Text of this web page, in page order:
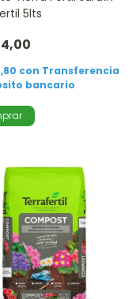
5lts
con Transferencia
bancario